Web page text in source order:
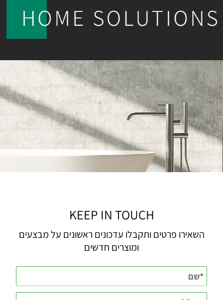
KEEP IN TOUCH
השאירו פרטים ותקבלו עדכונים ראשונים על מבצעים
ומוצרים חדשים